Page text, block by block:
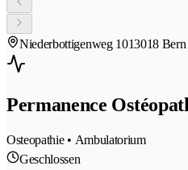
Niederbottigenweg 1013018 Bern
Permanence
Osteopathie • Ambulatorium
Geschlossen